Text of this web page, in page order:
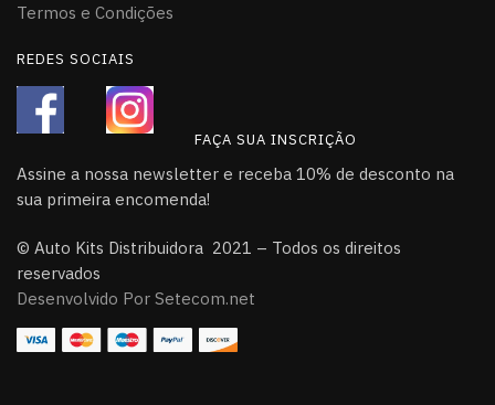
Termos e Condições
REDES SOCIAIS
FAÇA SUA INSCRIÇÃO
Assine a nossa newsletter e receba 10% de desconto na
sua primeira encomenda!
© Auto Kits Distribuidora 2021 – Todos os direitos
reservados
Desenvolvido Por Setecom.net